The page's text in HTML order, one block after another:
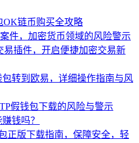
OK链币购买全攻略
件，加密货币领域的风险警示
易插件，开启便捷加密交易新
包转到欧易，详细操作指南与风
假钱包下载的风险与警示
钱吗？
正版下载指南，保障安全，轻